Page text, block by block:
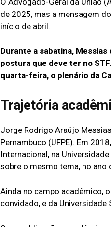
O Advogado-Geral da União
de 2025, mas a mensagem
início de abril.
Durante a sabatina,
postura que deve ter no
quarta-feira, o plenário da
Trajetória
Jorge Rodrigo Araújo
Pernambuco (UFPE). Em
Internacional, na
sobre o mesmo tema, no ano
Ainda no campo acadêmico,
convidado, e da Universidade